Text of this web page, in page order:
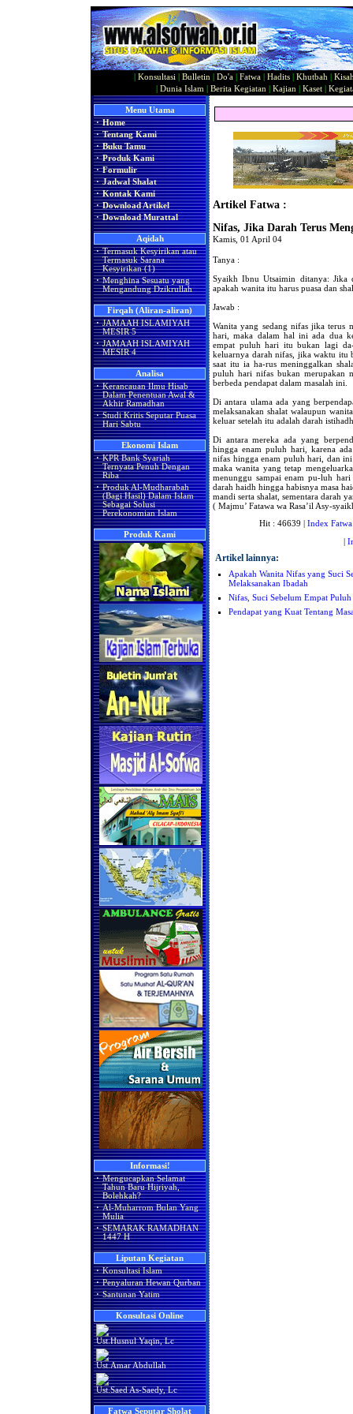
Konsultasi Bulletin Do'a Fatwa Hadits Khutbah
Dunia Islam Berita Kegiatan Kajian Kaset|
Menu Utama
· Home
· Tentang Kami
· Buku Tamu
· Produk Kami
· Formulir
· Jadwal Shalat
· Kontak Kami
· Download Artikel
· Download Murattal
Aqidah
· Termasuk Kesyirikan atau
Termasuk Sarana
Kesyirikan (1)
· Menghina Sesuatu yang
Mengandung Dzikrullah
Firqah (Aliran-aliran)
· JAMAAH ISLAMIYAH
MESIR 5
· JAMAAH ISLAMIYAH
MESIR 4
Analisa
· Kerancauan Ilmu Hisab
Dalam Penentuan Awal &
Akhir Ramadhan
· Studi Kritis Seputar Puasa
Hari Sabtu
Ekonomi Islam
· KPR Bank Syariah
Ternyata Penuh Dengan
Riba
· Produk Al-Mudharabah
(Bagi Hasil) Dalam Islam
Sebagai Solusi
Perekonomian Islam
Produk Kami
Informasi!
· Mengucapkan Selamat
Tahun Baru Hijriyah,
Bolehkah?
· Al-Muharrom Bulan Yang
Mulia
· SEMARAK RAMADHAN
1447 H
Liputan Kegiatan
· Konsultasi Islam
· Penyaluran Hewan Qurban
· Santunan Yatim
Konsultasi Online
Ust.Husnul Yaqin, Lc
Ust.Amar Abdullah
Ust.Saed As-Saedy, Lc
Fatwa Seputar Sholat
Artikel Fatwa :
Nifas, Jika Darah Terus
Kamis, 01 April 04
Tanya :
Syaikh Ibnu Utsaimin ditanya: Jika
apakah wanita itu harus puasa dan
Jawab :
Wanita yang sedang nifas jika terus
hari, maka dalam hal ini ada dua
empat puluh hari itu bukan lagi
keluarnya darah nifas, jika waktu itu
saat itu ia ha-rus meninggalkan
puluh hari nifas bukan merupakan
berbeda pendapat dalam masalah ini.
Di antara ulama ada yang
melaksanakan shalat walaupun
keluar setelah itu adalah darah
Di antara mereka ada yang
hingga enam puluh hari, karena
nifas hingga enam puluh hari, dan
maka wanita yang tetap
menunggu sampai enam pu-luh
darah haidh hingga habisnya masa
mandi serta shalat, sementara darah
( Majmu’ Fatawa wa Rasa’il Asy-
Hit : 46639 | Index Fatwa
|
Artikel lainnya:
Apakah Wanita Nifas yang Suci
Melaksanakan Ibadah
Nifas, Suci Sebelum Empat
Pendapat yang Kuat Tentang